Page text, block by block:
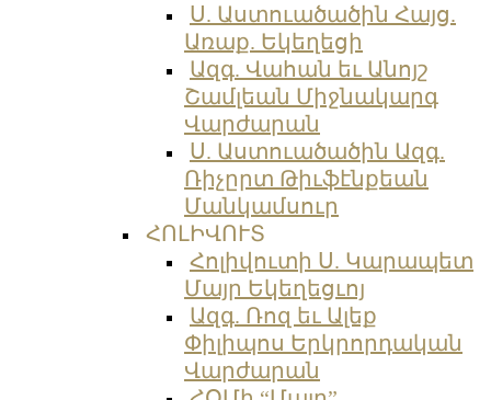
Ս. Աստուածածին Հայց.
Առաք. Եկեղեցի
Ազգ. Վահան եւ Անոյշ
Շամլեան Միջնակարգ
Վարժարան
Ս. Աստուածածին Ազգ.
Ռիչըրտ Թիւֆէնքեան
Մանկամսուր
ՀՈԼԻՎՈՒՏ
Հոլիվուտի Ս. Կարապետ
Մայր Եկեղեցւոյ
Ազգ. Ռոզ եւ Ալեք
Փիլիպոս Երկրորդական
Վարժարան